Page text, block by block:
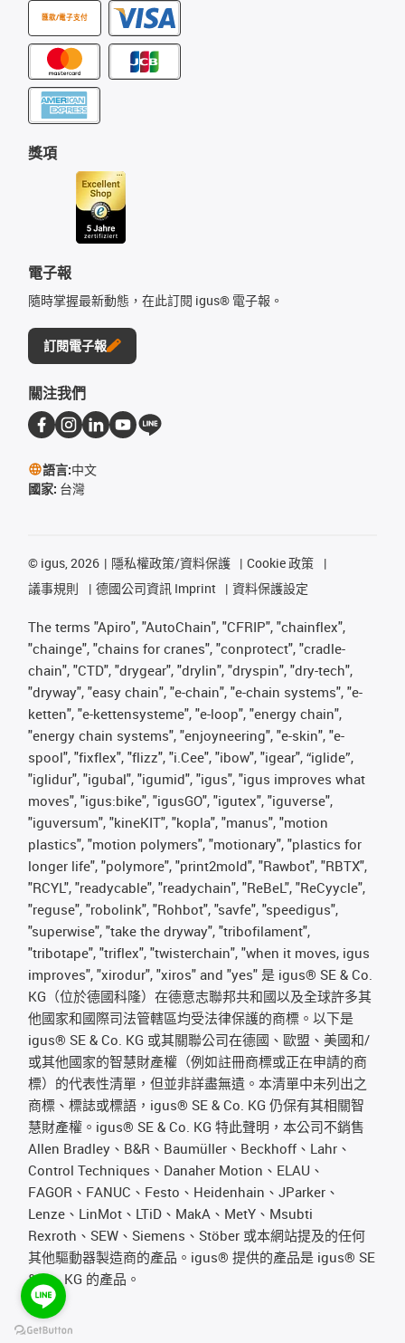
匯款/電子支付
獎項
電子報
隨時掌握最新動態，在此訂閱 igus® 電子報。
訂閱電子報
關注我們
語言:中文
國家: 台灣
© igus, 2026 隱私權政策/資料保護
Cookie 政策
議事規則
德國公司資訊 Imprint 資料保護設定
The terms "Apiro", "AutoChain", "CFRIP", "chainflex",
"chainge", "chains for cranes", "conprotect", "cradle-
chain", "CTD", "drygear", "drylin", "dryspin", "dry-tech",
"dryway", "easy chain", "e-chain", "e-chain systems", "e-
ketten", "e-kettensysteme", "e-loop", "energy chain",
"energy chain systems", "enjoyneering", "e-skin", "e-
spool", "fixflex", "flizz", "i.Cee", "ibow", "igear", “iglide”,
"iglidur", "igubal", "igumid", "igus", "igus improves what
moves", "igus:bike", "igusGO", "igutex", "iguverse",
"iguversum", "kineKIT", "kopla", "manus", "motion
plastics", "motion polymers", "motionary", "plastics for
longer life", "polymore", "print2mold", "Rawbot", "RBTX",
"RCYL", "readycable", "readychain", "ReBeL", "ReCyycle",
"reguse", "robolink", "Rohbot", "savfe", "speedigus",
"superwise", "take the dryway", "tribofilament",
"tribotape", "triflex", "twisterchain", "when it moves, igus
improves", "xirodur", "xiros" and "yes" 是 igus® SE & Co.
KG（位於德國科隆）在德意志聯邦共和國以及全球許多其
他國家和國際司法管轄區均受法律保護的商標。以下是
igus® SE & Co. KG 或其關聯公司在德國、歐盟、美國和/
或其他國家的智慧財產權（例如註冊商標或正在申請的商
標）的代表性清單，但並非詳盡無遺。本清單中未列出之
商標、標誌或標語，igus® SE & Co. KG 仍保有其相關智
慧財產權。igus® SE & Co. KG 特此聲明，本公司不銷售
Allen Bradley、B&R、Baumüller、Beckhoff、Lahr、
Control Techniques、Danaher Motion、ELAU、
FAGOR、FANUC、Festo、Heidenhain、JParker、
Lenze、LinMot、LTiD、MakA、MetY、Msubti
Rexroth、SEW、Siemens、Stöber 或本網站提及的任何
其他驅動器製造商的產品。igus® 提供的產品是 igus® SE
& Co. KG 的產品。